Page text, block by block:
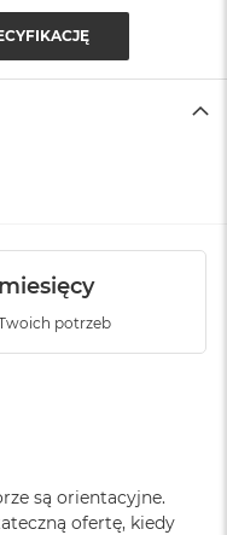
potrzeb
są orientacyjne.
ofertę, kiedy